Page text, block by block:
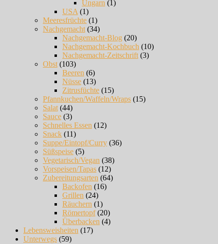
Ungarn (1)
USA (1)
Meeresfrüchte (1)
Nachgemacht (34)
Nachgemacht-Blog (20)
Nachgemacht-Kochbuch (10)
Nachgemacht-Zeitschrift (3)
Obst (103)
Beeren (6)
Nüsse (13)
Zitrusfüchte (15)
Pfannkuchen/Waffeln/Wraps (15)
Salat (44)
Sauce (3)
Schnelles Essen (12)
Snack (11)
Suppe/Eintopf/Curry (36)
Süßspeise (5)
Vegetarisch/Vegan (38)
Vorspeisen/Tapas (12)
Zubereitungsarten (64)
Backofen (16)
Grillen (24)
Räuchern (1)
Römertopf(20)
Überbacken (4)
Lebensweisheiten (17)
Unterwegs (59)